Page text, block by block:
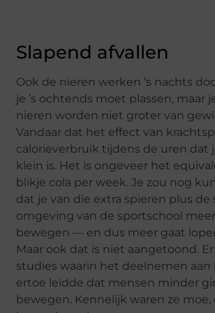
Slapend afvallen
Ook de nieren werken ’s nachts
je ’s ochtends moet plassen, maar
nieren worden niet groter van
Vandaar dat het effect van
calorieverbruik tijdens de uren dat
klein is. Het is ongeveer het
blikje cola per week. Je zou nog
dat je van die extra spieren plus
omgeving van de sportschool
bewegen — en dus meer gaat
Maar ook dat is niet aangetoond. Er
studies waarin het deelnemen aan
ertoe leidde dat mensen minder
bewegen. Kennelijk waren ze moe,